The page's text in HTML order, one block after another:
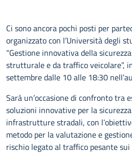
Ci sono ancora pochi posti per
organizzato con l’Università degli
“Gestione innovativa della
strutturale e da traffico veicolare”,
settembre dalle 10 alle 18:30
Sarà un’occasione di confronto tra
soluzioni innovative per la
infrastrutture stradali, con
metodo per la valutazione e
rischio legato al traffico pesante